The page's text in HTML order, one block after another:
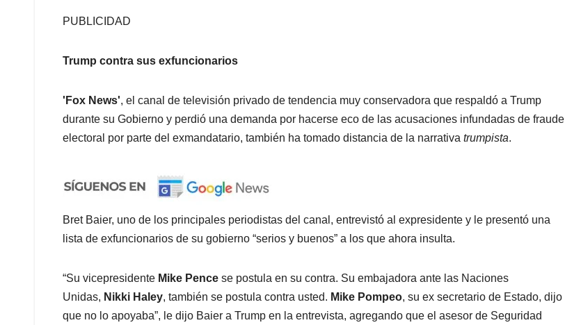
PUBLICIDAD
Trump contra sus exfuncionarios
'Fox News', el canal de televisión privado de tendencia muy conservadora que respaldó a Trump
durante su Gobierno y perdió una demanda por hacerse eco de las acusaciones infundadas de fraude
electoral por parte del exmandatario, también ha tomado distancia de la narrativa trumpista.
Bret Baier, uno de los principales periodistas del canal, entrevistó al expresidente y le presentó una
lista de exfuncionarios de su gobierno “serios y buenos” a los que ahora insulta.
“Su vicepresidente Mike Pence se postula en su contra. Su embajadora ante las Naciones
Unidas, Nikki Haley, también se postula contra usted. Mike Pompeo, su ex secretario de Estado, dijo
que no lo apoyaba”, le dijo Baier a Trump en la entrevista, agregando que el asesor de Seguridad